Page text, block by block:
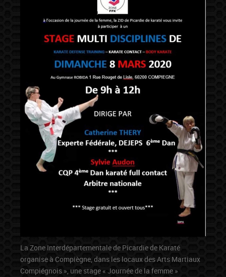
La Zone Interdépartementale de Picardie de Karaté
organise à Compiègne, dans les locaux des Arts Martiaux
Compiégnois », une stage « Journée de la femme »